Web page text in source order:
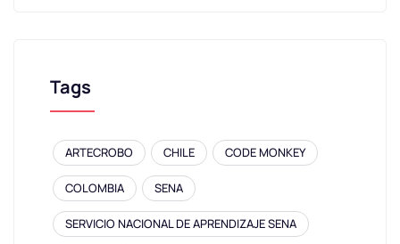
Tags
ARTECROBO CHILE CODE MONKEY
COLOMBIA SENA
SERVICIO NACIONAL DE APRENDIZAJE SENA